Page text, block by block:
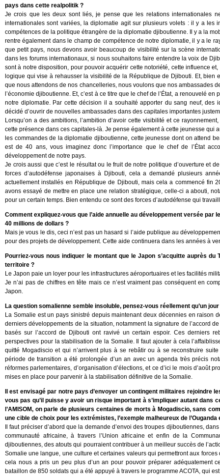
pays dans cette realpolitik ?
Je crois que les deux sont liés, je pense que les relations internationales
internationales sont variées, la diplomatie agit sur plusieurs volets : il y a les
compétences de la politique étrangère de la diplomatie djiboutienne. Il y a la
rentre également dans le champ de compétence de notre diplomatie, il y a le
que petit pays, nous devons avoir beaucoup de visibilité sur la scène
dans les forums internationaux, si nous souhaitons faire entendre la voix de
sont à notre disposition, pour pouvoir acquérir cette notoriété, cette influence
logique qui vise à rehausser la visibilité de la République de Djibouti. Et, bien
que nous attendons de nos chancelleries, nous voulons que nos ambassades
l’économie djiboutienne. Et, c’est à ce titre que le chef de l’État, a renouvelé
notre diplomatie. Par cette décision il a souhaité apporter du sang neuf,
décidé d’ouvrir de nouvelles ambassades dans des capitales importantes
Lorsqu’on a des ambitions, l’ambition d’avoir cette visibilité et ce
cette présence dans ces capitales-là. Je pense également à cette jeunesse qui
les commandes de la diplomatie djiboutienne, cette jeunesse dont on attend
est de 40 ans, vous imaginez donc l’importance que le chef de l’État
développement de notre pays.
Je crois aussi que c’est le résultat ou le fruit de notre politique d’ouverture et
forces d’autodéfense japonaises à Djibouti, cela a demandé plusieurs
actuellement installés en République de Djibouti, mais cela a commencé fin
avons essayé de mettre en place une relation stratégique, celle-ci a abouti,
pour un certain temps. Bien entendu ce sont des forces d’autodéfense qui
Comment expliquez-vous que l’aide annuelle au développement versée
40 millions de dollars ?
Mais je vous le dis, ceci n’est pas un hasard si l’aide publique au
pour des projets de développement. Cette aide continuera dans les années à
Pourriez-vous nous indiquer le montant que le Japon s’acquitte auprès
territoire ?
Le Japon paie un loyer pour les infrastructures aéroportuaires et les facilités
Je n’ai pas de chiffres en tête mais ce n’est vraiment pas conséquent en
Japon.
La question somalienne semble insoluble, pensez-vous réellement qu’un
La Somalie est un pays sinistré depuis maintenant deux décennies en
derniers développements de la situation, notamment la signature de l’accord
basés sur l’accord de Djibouti ont ravivé un certain espoir. Ces derniers
perspectives pour la stabilisation de la Somalie. Il faut ajouter à cela
quitté Mogadiscio et qui n’arrivent plus à se rebâtir ou à se reconstruire
période de transition a été prolongée d’un an avec un agenda très précis
réformes parlementaires, d’organisation d’élections, et ce d’ici le mois d’août
mises en place pour parvenir à la stabilisation définitive de la Somalie.
Il est envisagé par notre pays d’envoyer un contingent militaires rejoindre
vous pas qu’il puisse y avoir un risque important à s’impliquer autant dans
l’AMISOM, on parle de plusieurs centaines de morts à Mogadiscio, sans
une cible de choix pour les extrémistes, l’exemple malheureux de
Il faut préciser d’abord que la demande d’envoi des troupes djiboutiennes,
communauté africaine, à travers l’Union africaine et enfin de la
djiboutiennes, des atouts qui pourraient contribuer à un meilleur succès de
Somalie une langue, une culture et certaines valeurs qui permettront aux
cela nous a pris un peu plus d’un an pour pouvoir préparer adéquatement
bataillon de 850 soldats qui a été appuyé à travers le programme ACOTA, qui